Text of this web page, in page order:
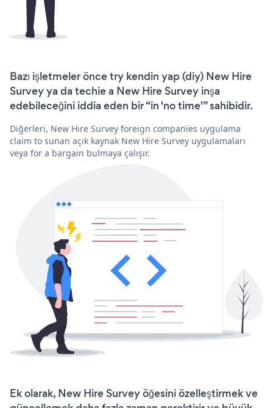
Bazı işletmeler önce try kendin yap (diy) New Hire
Survey ya da techie a New Hire Survey inşa
edebileceğini iddia eden bir “in 'no time'” sahibidir.
Diğerleri, New Hire Survey foreign companies uygulama
claim to sunan açık kaynak New Hire Survey uygulamaları
veya for a bargain bulmaya çalışır.
Ek olarak, New Hire Survey öğesini özelleştirmek ve